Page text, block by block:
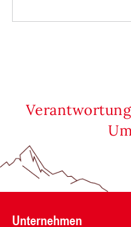
Unternehmen